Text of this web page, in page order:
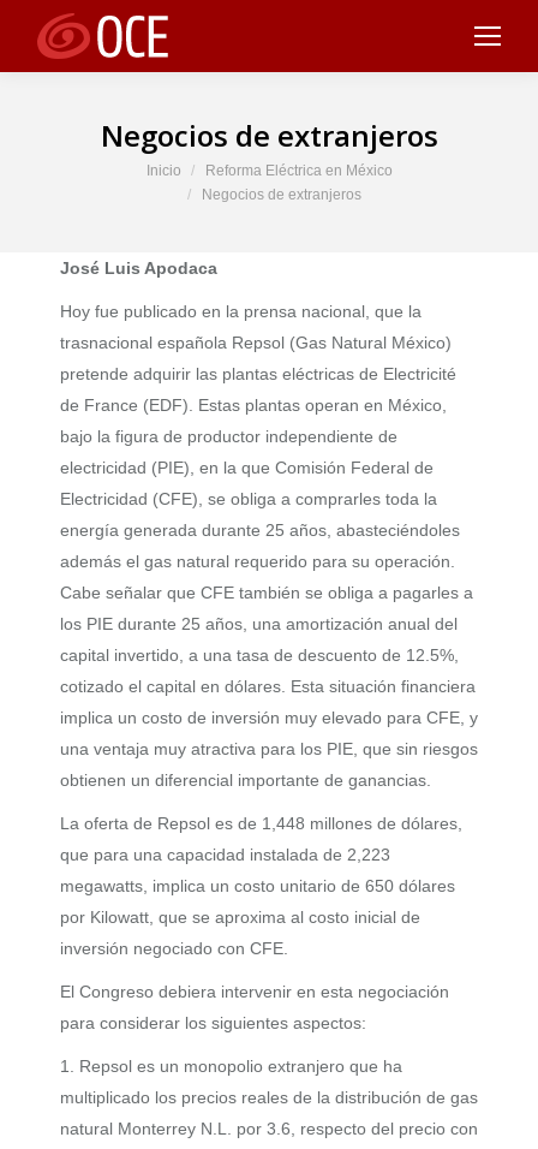
Negocios de extranjeros
Inicio
Reforma Eléctrica en México
Negocios de extranjeros
José Luis Apodaca
Hoy fue publicado en la prensa nacional, que la
trasnacional española Repsol (Gas Natural México)
pretende adquirir las plantas eléctricas de Electricité
de France (EDF). Estas plantas operan en México,
bajo la figura de productor independiente de
electricidad (PIE), en la que Comisión Federal de
Electricidad (CFE), se obliga a comprarles toda la
energía generada durante 25 años, abasteciéndoles
además el gas natural requerido para su operación.
Cabe señalar que CFE también se obliga a pagarles a
los PIE durante 25 años, una amortización anual del
capital invertido, a una tasa de descuento de 12.5%,
cotizado el capital en dólares. Esta situación financiera
implica un costo de inversión muy elevado para CFE, y
una ventaja muy atractiva para los PIE, que sin riesgos
obtienen un diferencial importante de ganancias.
La oferta de Repsol es de 1,448 millones de dólares,
que para una capacidad instalada de 2,223
megawatts, implica un costo unitario de 650 dólares
por Kilowatt, que se aproxima al costo inicial de
inversión negociado con CFE.
El Congreso debiera intervenir en esta negociación
para considerar los siguientes aspectos:
1. Repsol es un monopolio extranjero que ha
multiplicado los precios reales de la distribución de gas
natural Monterrey N.L. por 3.6, respecto del precio con